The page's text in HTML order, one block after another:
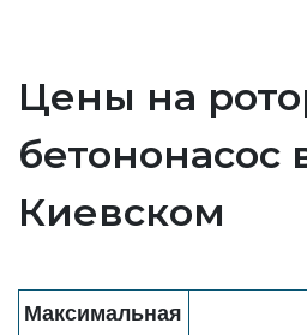
Цены на
бетононасос
Киевском
Максимальная